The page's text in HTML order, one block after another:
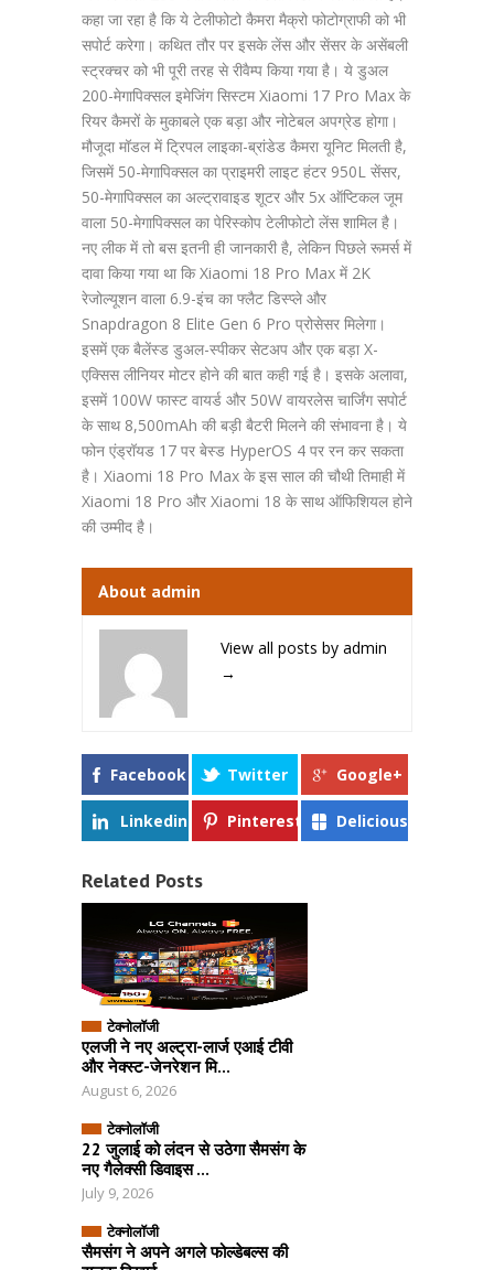
कहा जा रहा है कि ये टेलीफोटो कैमरा मैक्रो फोटोग्राफी को भी
सपोर्ट करेगा। कथित तौर पर इसके लेंस और सेंसर के असेंबली
स्ट्रक्चर को भी पूरी तरह से रीवैम्प किया गया है। ये डुअल
200-मेगापिक्सल इमेजिंग सिस्टम Xiaomi 17 Pro Max के
रियर कैमरों के मुकाबले एक बड़ा और नोटेबल अपग्रेड होगा।
मौजूदा मॉडल में ट्रिपल लाइका-ब्रांडेड कैमरा यूनिट मिलती है,
जिसमें 50-मेगापिक्सल का प्राइमरी लाइट हंटर 950L सेंसर,
50-मेगापिक्सल का अल्ट्रावाइड शूटर और 5x ऑप्टिकल जूम
वाला 50-मेगापिक्सल का पेरिस्कोप टेलीफोटो लेंस शामिल है।
नए लीक में तो बस इतनी ही जानकारी है, लेकिन पिछले रूमर्स में
दावा किया गया था कि Xiaomi 18 Pro Max में 2K
रेजोल्यूशन वाला 6.9-इंच का फ्लैट डिस्प्ले और
Snapdragon 8 Elite Gen 6 Pro प्रोसेसर मिलेगा।
इसमें एक बैलेंस्ड डुअल-स्पीकर सेटअप और एक बड़ा X-
एक्सिस लीनियर मोटर होने की बात कही गई है। इसके अलावा,
इसमें 100W फास्ट वायर्ड और 50W वायरलेस चार्जिंग सपोर्ट
के साथ 8,500mAh की बड़ी बैटरी मिलने की संभावना है। ये
फोन एंड्रॉयड 17 पर बेस्ड HyperOS 4 पर रन कर सकता
है। Xiaomi 18 Pro Max के इस साल की चौथी तिमाही में
Xiaomi 18 Pro और Xiaomi 18 के साथ ऑफिशियल होने
की उम्मीद है।
About admin
View all posts by admin
→
Facebook Twitter Google+
Linkedin Pinterest Delicious
Related Posts
टेक्नोलॉजी
एलजी ने नए अल्ट्रा-लार्ज एआई टीवी
और नेक्स्ट-जेनरेशन मि...
August 6, 2026
टेक्नोलॉजी
22 जुलाई को लंदन से उठेगा सैमसंग के
नए गैलेक्सी डिवाइस ...
July 9, 2026
टेक्नोलॉजी
सैमसंग ने अपने अगले फोल्डेबल्स की